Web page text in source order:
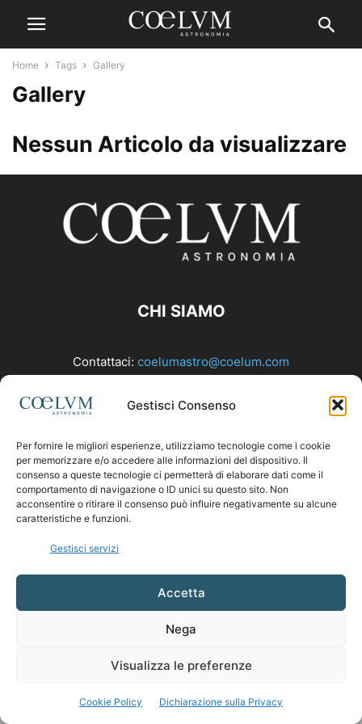
Gestisci Consenso
Per fornire le migliori esperienze, utilizziamo tecnologie come i cookie
per memorizzare e/o accedere alle informazioni del dispositivo. Il
consenso a queste tecnologie ci permetterà di elaborare dati come il
comportamento di navigazione o ID unici su questo sito. Non
acconsentire o ritirare il consenso può influire negativamente su alcune
caratteristiche e funzioni.
Gestisci servizi
Accetta
Nega
Visualizza le preferenze
Cookie Policy Dichiarazione sulla Privacy
Home Tags Gallery
Gallery
Nessun Articolo da visualizzare
CHI SIAMO
Contattaci: coelumastro@coelum.com
SEGUICI